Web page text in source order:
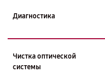
Диагностика
Чистка оптической
системы